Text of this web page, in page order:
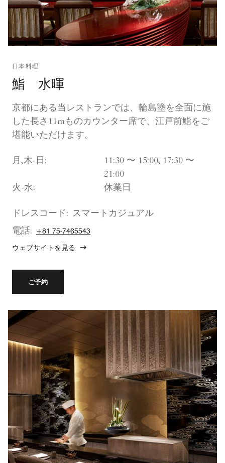
日本料理
鮨 水暉
京都にある当レストランでは、輪島塗を全面に施
した長さ11mものカウンター席で、江戸前鮨をご
堪能いただけます。
月,木-日:
11:30 〜 15:00, 17:30 〜
21:00
火-水:
休業日
ドレスコード: スマートカジュアル
電話:
+81 75-7465543
ウェブサイトを見る
ご予約